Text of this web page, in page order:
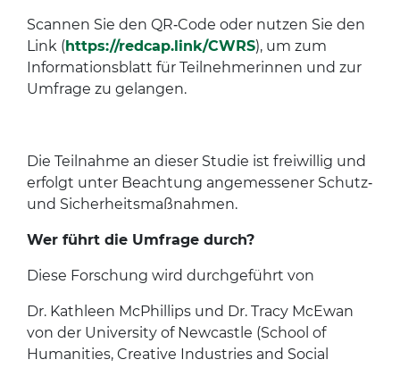
Scannen Sie den QR‑Code oder nutzen Sie den
Link (https://redcap.link/CWRS), um zum
Informationsblatt für Teilnehmerinnen und zur
Umfrage zu gelangen.
Die Teilnahme an dieser Studie ist freiwillig und
erfolgt unter Beachtung angemessener Schutz‑
und Sicherheitsmaßnahmen.
Wer führt die Umfrage durch?
Diese Forschung wird durchgeführt von
Dr. Kathleen McPhillips und Dr. Tracy McEwan
von der University of Newcastle (School of
Humanities, Creative Industries and Social